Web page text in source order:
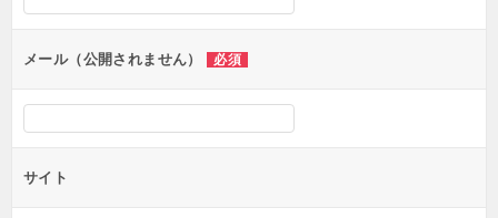
ョ
ンメール（公開されません） 必須
サイト